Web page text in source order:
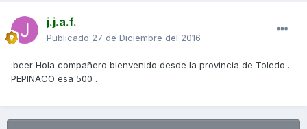
j.j.a.f.
Publicado 27 de Diciembre del 2016
:beer Hola compañero bienvenido desde la provincia de Toledo .
PEPINACO esa 500 .